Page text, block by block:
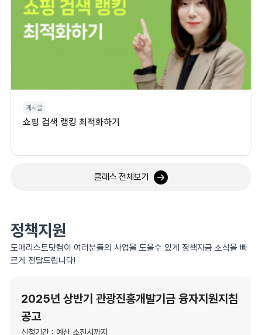
게시글
쇼핑 검색 랭킹 최적화하기
클래스 전체보기
정책지원
도매리스트닷컴이 여러분들의 사업을 도울수 있게 정책자금 소식을 빠
르게 전달드립니다!
2025년 상반기 관광진흥개발기금 융자지원지침
공고
신청기간 : 예산 소진시까지